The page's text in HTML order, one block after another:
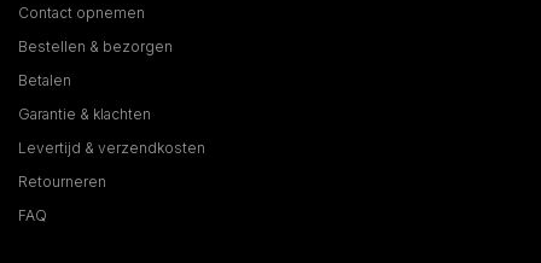
Contact opnemen
Bestellen & bezorgen
Betalen
Garantie & klachten
Levertijd & verzendkosten
Retourneren
FAQ